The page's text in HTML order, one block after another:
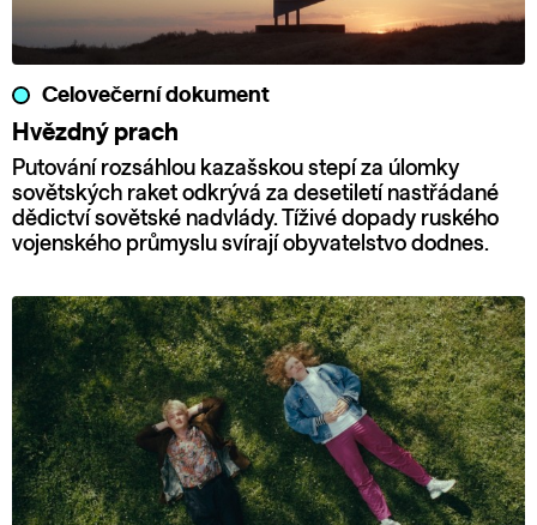
Celovečerní dokument
Hvězdný prach
Putování rozsáhlou kazašskou stepí za úlomky
sovětských raket odkrývá za desetiletí nastřádané
dědictví sovětské nadvlády. Tíživé dopady ruského
vojenského průmyslu svírají obyvatelstvo dodnes.